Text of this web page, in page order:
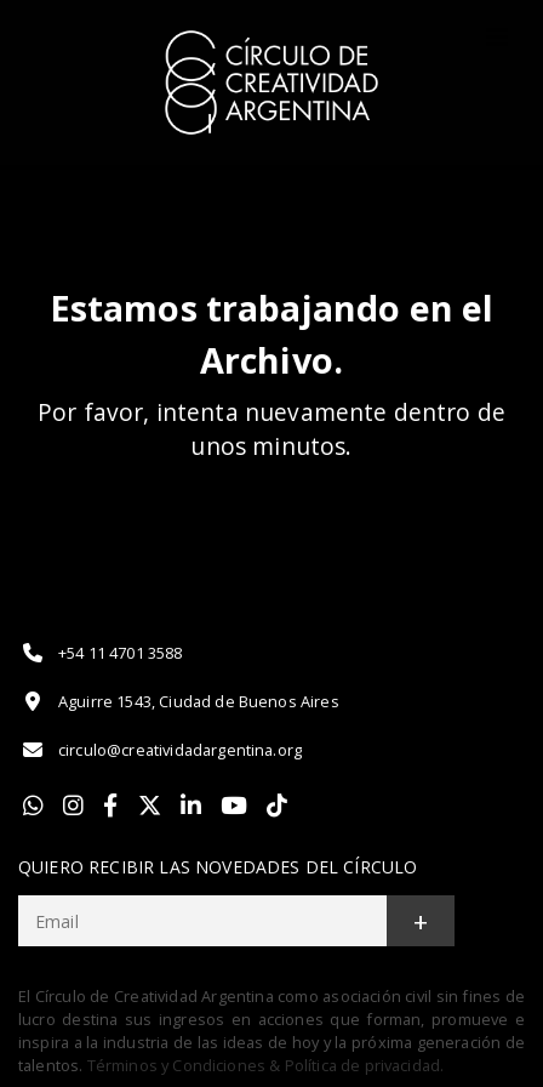
Estamos trabajando en el
Archivo.
Por favor, intenta nuevamente dentro de
unos minutos.
+54 11 4701 3588
Aguirre 1543, Ciudad de Buenos Aires
circulo@creatividadargentina.org
QUIERO RECIBIR LAS NOVEDADES DEL CÍRCULO
+
El Círculo de Creatividad Argentina como asociación civil sin fines de
lucro destina sus ingresos en acciones que forman, promueve e
inspira a la industria de las ideas de hoy y la próxima generación de
talentos. Términos y Condiciones & Política de privacidad.